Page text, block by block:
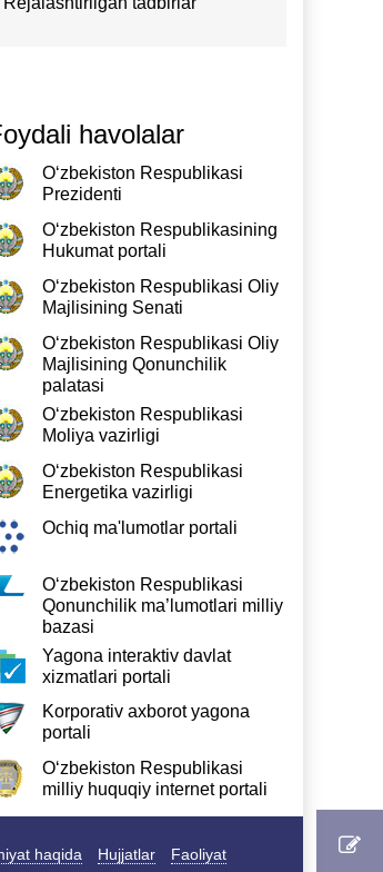
havolalar
O‘zbekiston Respublikasi
Prezidenti
O‘zbekiston Respublikasining
Hukumat portali
O‘zbekiston Respublikasi Oliy
Majlisining Senati
O‘zbekiston Respublikasi Oliy
Majlisining Qonunchilik
palatasi
O‘zbekiston Respublikasi
Moliya vazirligi
O‘zbekiston Respublikasi
Energetika vazirligi
Ochiq ma'lumotlar portali
O‘zbekiston Respublikasi
Qonunchilik ma’lumotlari milliy
bazasi
Yagona interaktiv davlat
xizmatlari portali
Korporativ axborot yagona
portali
O‘zbekiston Respublikasi
milliy huquqiy internet portali
haqida Hujjatlar Faoliyat